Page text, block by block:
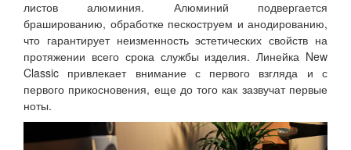
листов алюминия. Алюминий подвергается
брашированию, обработке пескоструем и анодированию,
что гарантирует неизменность эстетических свойств на
протяжении всего срока службы изделия. Линейка New
Classic привлекает внимание с первого взгляда и с
первого прикосновения, еще до того как зазвучат первые
ноты.